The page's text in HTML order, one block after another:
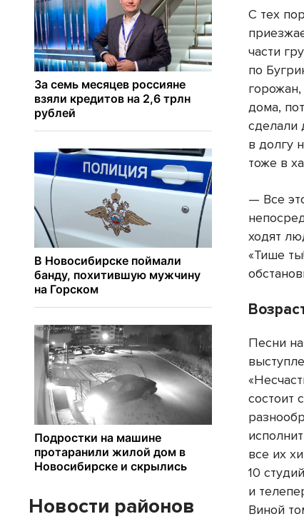
С тех
части
по
дома,
сделали
в долгу
тоже в
— Все
ходят
«Тише
Песни
состоит
все их
10
и
Виной
Новости районов